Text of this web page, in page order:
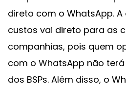
direto com o WhatsApp.
custos vai direto para as
companhias, pois quem
com o WhatsApp não
dos BSPs. Além disso, o